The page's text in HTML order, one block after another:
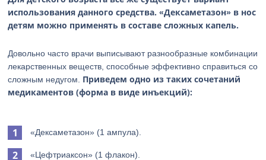
использования данного средства. «Дексаметазон» в нос
детям можно применять в составе сложных капель.
Довольно часто врачи выписывают разнообразные комбинации
лекарственных веществ, способные эффективно справиться со
сложным недугом. Приведем одно из таких сочетаний
медикаментов (форма в виде инъекций):
«Дексаметазон» (1 ампула).
«Цефтриаксон» (1 флакон).